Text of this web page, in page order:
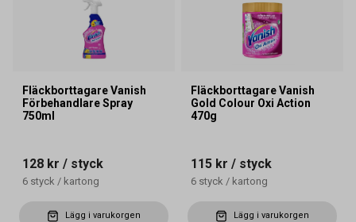
Fläckborttagare Vanish
Förbehandlare Spray
750ml
128 kr / styck
6 styck / kartong
Lägg i varukorgen
Fläckborttagare Vanish
Gold Colour Oxi Action
470g
115 kr / styck
6 styck / kartong
Lägg i varukorgen